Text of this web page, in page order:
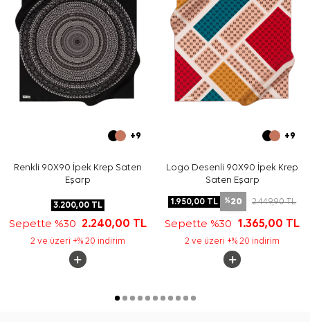
+9
Renkli 90X90 İpek Krep Saten
Eşarp
3.200,00TL
Sepette %30 2.240,00 TL
2 ve üzeri +% 20 indirim
+9
Logo Desenli 90X90 İpek Krep
Saten Eşarp
1.950,00 TL %20 2.449,90TL
Sepette %30 1.365,00 TL
2 ve üzeri +% 20 indirim